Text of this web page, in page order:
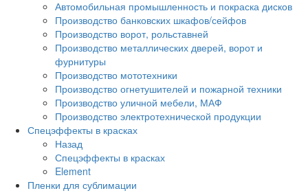
Автомобильная промышленность и покраска дисков
Производство банковских шкафов/сейфов
Производство ворот, рольставней
Производство металлических дверей, ворот и
фурнитуры
Производство мототехники
Производство огнетушителей и пожарной техники
Производство уличной мебели, МАФ
Производство электротехнической продукции
Спецэффекты в красках
Назад
Спецэффекты в красках
Element
Пленки для сублимации